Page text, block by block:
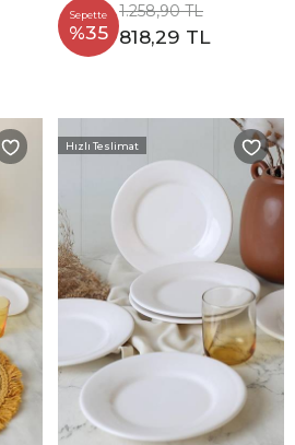
Sepette
%35
1.258,90 TL
818,29 TL
Hızlı Teslimat